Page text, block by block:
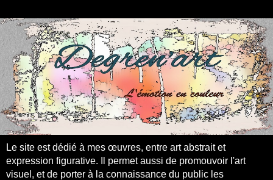
Le site est dédié à mes œuvres, entre art abstrait et
expression figurative. Il permet aussi de promouvoir l'art
visuel, et de porter à la connaissance du public les